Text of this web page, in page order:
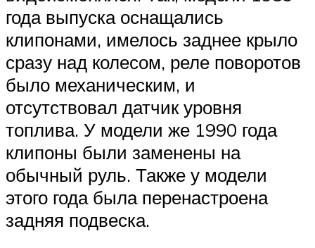
года выпуска оснащались
клипонами, имелось заднее крыло
сразу над колесом, реле поворотов
было механическим, и
отсутствовал датчик уровня
топлива. У модели же 1990 года
клипоны были заменены на
обычный руль. Также у модели
этого года была перенастроена
задняя подвеска.